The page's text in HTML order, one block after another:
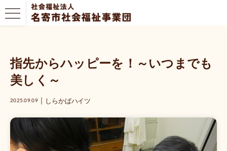
指先からハッピーを！～いつまでも
美しく～
2025.09.09｜ しらかばハイツ